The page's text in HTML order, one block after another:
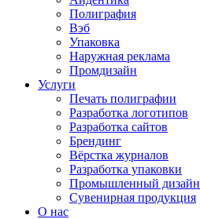
Полиграфия
Вэб
Упаковка
Наружная реклама
Промдизайн
Услуги
Печать полиграфии
Разработка логотипов
Разработка сайтов
Брендинг
Вёрстка журналов
Разработка упаковки
Промышленный дизайн
Сувенирная продукция
О нас